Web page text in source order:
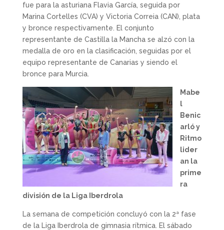
fue para la asturiana Flavia García, seguida por
Marina Cortelles (CVA) y Victoria Correia (CAN), plata
y bronce respectivamente. El conjunto
representante de Castilla la Mancha se alzó con la
medalla de oro en la clasificación, seguidas por el
equipo representante de Canarias y siendo el
bronce para Murcia.
Mabe
l
Benic
arló y
Ritmo
lider
an la
prime
ra
división de la Liga Iberdrola
La semana de competición concluyó con la 2ª fase
de la Liga Iberdrola de gimnasia rítmica. El sábado